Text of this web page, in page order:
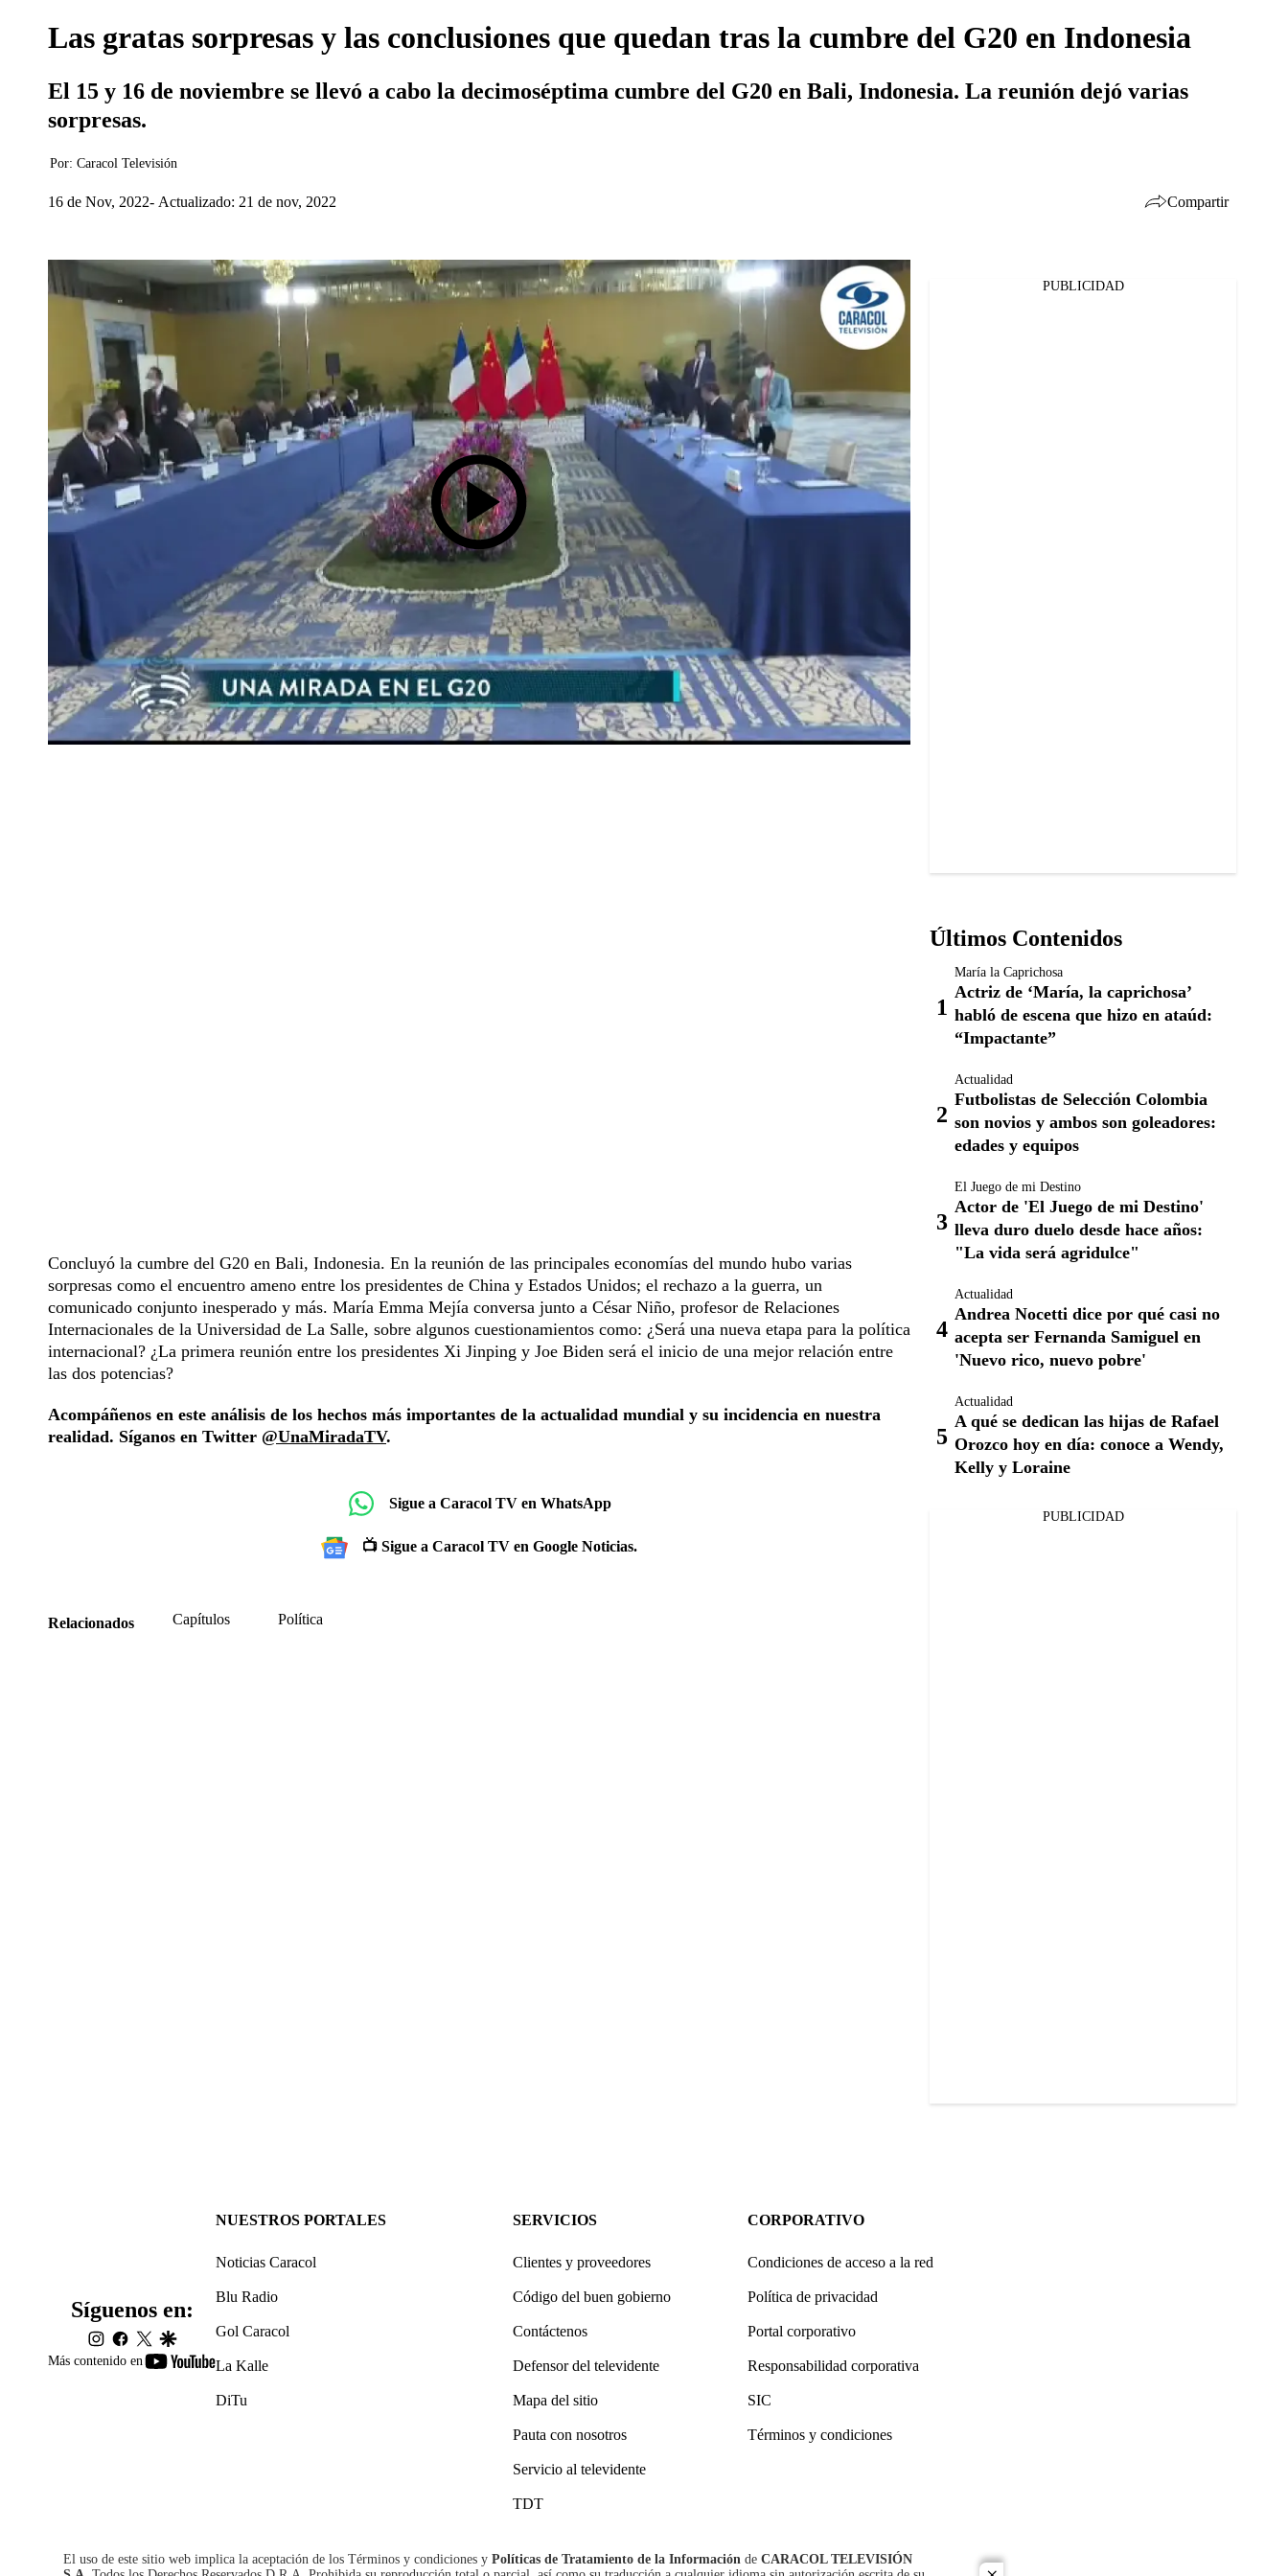
Las gratas sorpresas y las conclusiones que quedan tras la cumbre del G20 en Indonesia
El 15 y 16 de noviembre se llevó a cabo la decimoséptima cumbre del G20 en Bali, Indonesia. La reunión dejó varias
sorpresas.
Por: Caracol Televisión
16 de Nov, 2022 Actualizado: 21 de nov, 2022 Compartir
Concluyó la cumbre del G20 en Bali, Indonesia. En la reunión de las principales economías del mundo hubo varias
sorpresas como el encuentro ameno entre los presidentes de China y Estados Unidos; el rechazo a la guerra, un
comunicado conjunto inesperado y más. María Emma Mejía conversa junto a César Niño, profesor de Relaciones
Internacionales de la Universidad de La Salle, sobre algunos cuestionamientos como: ¿Será una nueva etapa para la política
internacional? ¿La primera reunión entre los presidentes Xi Jinping y Joe Biden será el inicio de una mejor relación entre
las dos potencias?
Acompáñenos en este análisis de los hechos más importantes de la actualidad mundial y su incidencia en nuestra
realidad. Síganos en Twitter @UnaMiradaTV.
Sigue a Caracol TV en WhatsApp
📺 Sigue a Caracol TV en Google Noticias.
Relacionados Capítulos Política
PUBLICIDAD
Últimos Contenidos
María la Caprichosa
Actriz de ‘María, la caprichosa’
habló de escena que hizo en ataúd:
“Impactante”
Actualidad
Futbolistas de Selección Colombia
son novios y ambos son goleadores:
edades y equipos
El Juego de mi Destino
Actor de 'El Juego de mi Destino'
lleva duro duelo desde hace años:
"La vida será agridulce"
Actualidad
Andrea Nocetti dice por qué casi no
acepta ser Fernanda Samiguel en
'Nuevo rico, nuevo pobre'
Actualidad
A qué se dedican las hijas de Rafael
Orozco hoy en día: conoce a Wendy,
Kelly y Loraine
PUBLICIDAD
Más contenido en
youtube-
Síguenos en:
instagram
facebook
twittergoogle
NUESTROS PORTALES
Noticias Caracol
Blu Radio
Gol Caracol
La Kalle
DiTu
SERVICIOS
Clientes y proveedores
Código del buen gobierno
Contáctenos
Defensor del televidente
Mapa del sitio
Pauta con nosotros
Servicio al televidente
TDT
CORPORATIVO
Condiciones de acceso a la red
Política de privacidad
Portal corporativo
Responsabilidad corporativa
SIC
Términos y condiciones
El uso de este sitio web implica la aceptación de los Términos y condiciones y Políticas de Tratamiento de la Información de CARACOL TELEVISIÓN